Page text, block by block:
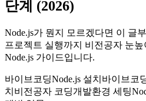
단계 (2026)
Node.js가 뭔지 모르겠다면 이 글
프로젝트 실행까지 비전공자 눈
Node.js 가이드입니다.
바이브코딩Node.js 설치 바이브코
치 비전공자 코딩개발환경 세팅